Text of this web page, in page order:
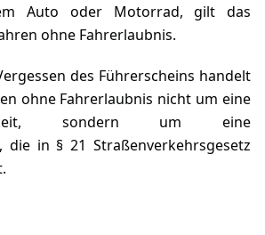
Auto oder Motorrad, gilt das
ohne Fahrerlaubnis.
des Führerscheins handelt
ohne Fahrerlaubnis nicht um eine
sondern um eine
, die in § 21 Straßenverkehrsgesetz